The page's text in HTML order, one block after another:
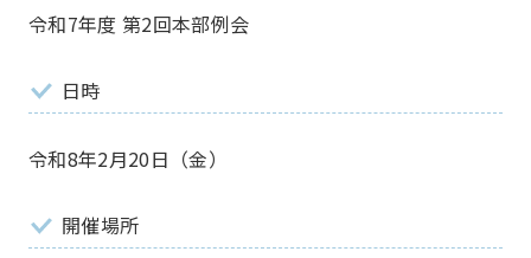
令和7年度 第2回本部例会
日時
令和8年2月20日（金）
開催場所